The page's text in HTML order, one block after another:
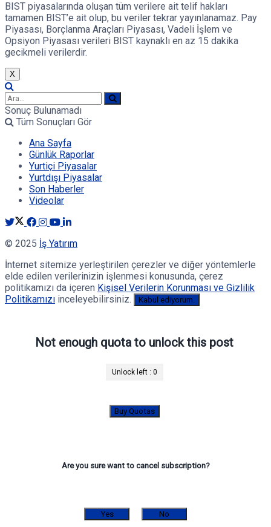
BIST piyasalarında oluşan tüm verilere ait telif hakları
tamamen BIST’e ait olup, bu veriler tekrar yayınlanamaz. Pay
Piyasası, Borçlanma Araçları Piyasası, Vadeli İşlem ve
Opsiyon Piyasası verileri BIST kaynaklı en az 15 dakika
gecikmeli verilerdir.
X
Sonuç Bulunamadı
Tüm Sonuçları Gör
Ana Sayfa
Günlük Raporlar
Yurtiçi Piyasalar
Yurtdışı Piyasalar
Son Haberler
Videolar
© 2025 İş Yatırım
İnternet sitemize yerleştirilen çerezler ve diğer yöntemlerle
elde edilen verilerinizin işlenmesi konusunda, çerez
politikamızı da içeren Kişisel Verilerin Korunması ve Gizlilik
Politikamızı inceleyebilirsiniz. Kabul ediyorum.
Not enough quota to unlock this post
Unlock left : 0
Buy Quotas
Are you sure want to cancel subscription?
Yes No